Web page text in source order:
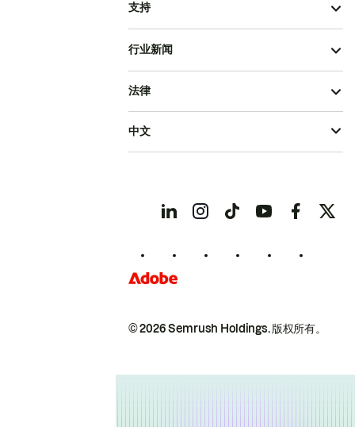
支持
行业新闻
© 2026 Semrush Holdings.版权所有。
法律
中文